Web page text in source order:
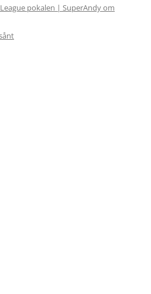
pokalen | SuperAndy om